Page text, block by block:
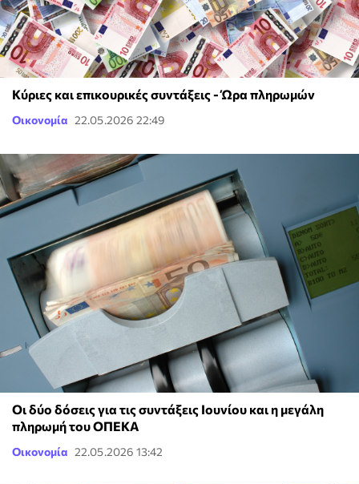
Κύριες και επικουρικές συντάξεις - Ώρα πληρωμών
Οικονομία 22.05.2026 22:49
Οι δύο δόσεις για τις συντάξεις Ιουνίου και η μεγάλη
πληρωμή του ΟΠΕΚΑ
Οικονομία 22.05.2026 13:42